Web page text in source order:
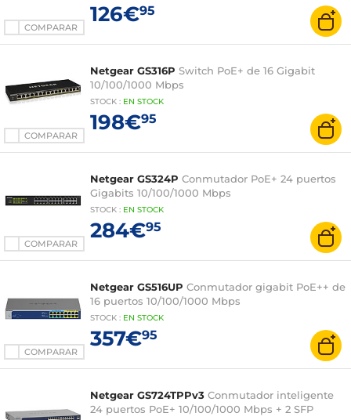
COMPARAR
126€95
COMPARAR
Netgear GS316P Switch PoE+ de 16 Gigabit
10/100/1000 Mbps
STOCK : EN STOCK
198€95
COMPARAR
Netgear GS324P Conmutador PoE+ 24 puertos
Gigabits 10/100/1000 Mbps
STOCK : EN STOCK
284€95
COMPARAR
Netgear GS516UP Conmutador gigabit PoE++ de
16 puertos 10/100/1000 Mbps
STOCK : EN STOCK
357€95
Netgear GS724TPPv3 Conmutador inteligente
24 puertos PoE+ 10/100/1000 Mbps + 2 SFP